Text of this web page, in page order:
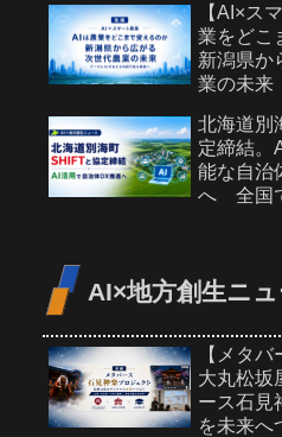
【AI×ス
業をどこ
新潟県か
業の未来
北海道別
定締結。
能な自治
へ 全国
AI×地方創生ニュ
【メタバ
大丸松坂
ース石
を未来へ